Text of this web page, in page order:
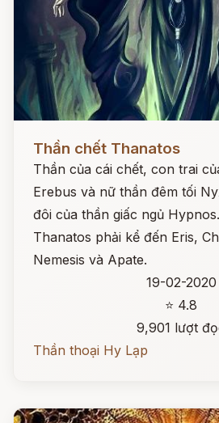
Đọc ngay
Thần chết Thanatos
Thần của cái chết, con trai
Erebus và nữ thần đêm tối
đôi của thần giấc ngủ
Thanatos phải kể đến Eris,
Nemesis và Apate.
19-02-2020
⭐ 4.8
9,901 lượt
Thần thoại Hy Lạp